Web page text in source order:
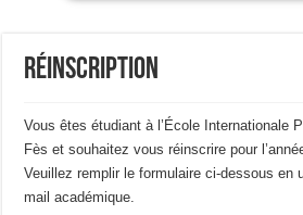
Réinscription
Vous êtes étudiant à l’École Internationale
Fès et souhaitez vous réinscrire pour
Veuillez remplir le formulaire ci-dessous en
mail académique.